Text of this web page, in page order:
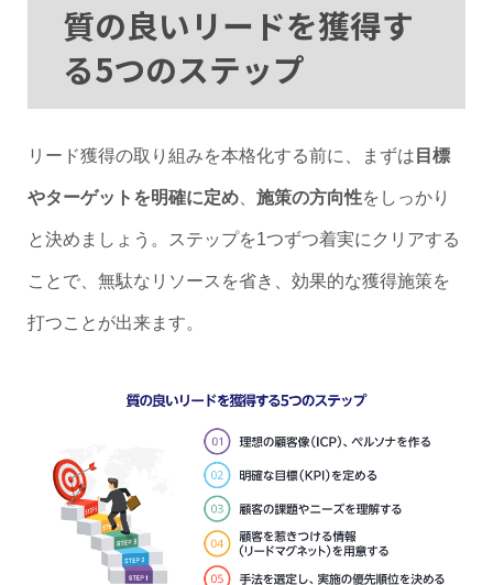
質の良いリードを獲得す
る5つのステップ
リード獲得の取り組みを本格化する前に、まずは 目標
やターゲットを明確に定め、 施策の方向性をしっかり
と決めましょう。ステップを1つずつ着実にクリアする
ことで、無駄なリソースを省き、効果的な獲得施策を
打つことが出来ます。